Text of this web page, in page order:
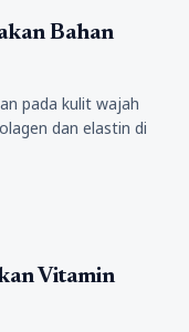
Bahan
pada kulit wajah
dan elastin di
Vitamin